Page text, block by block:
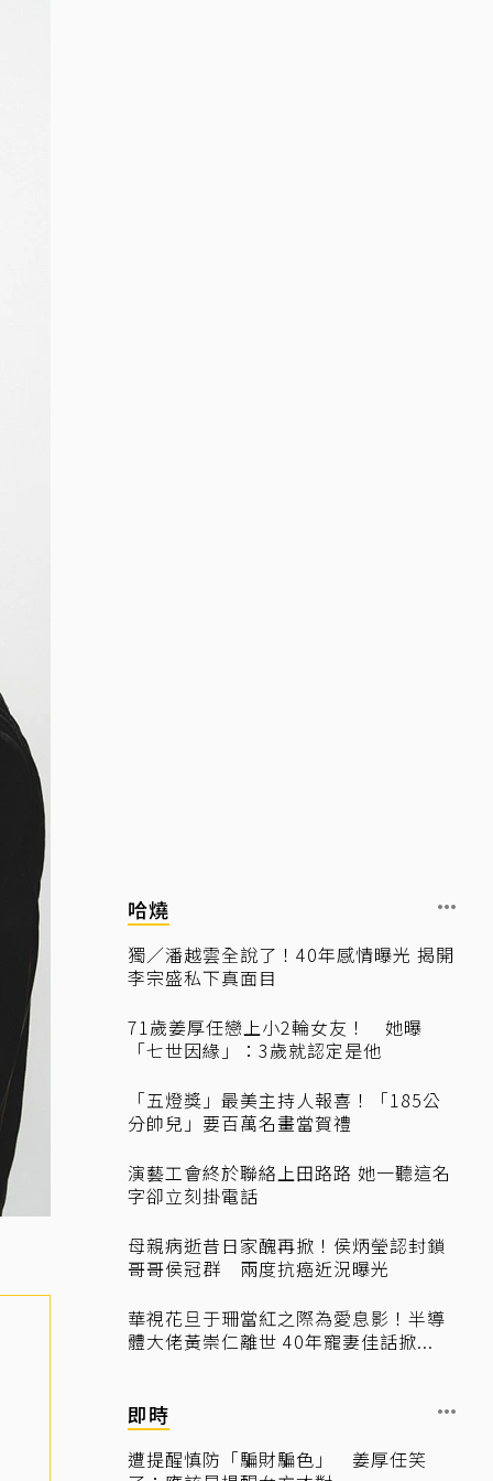
哈燒
獨／潘越雲全說了！40年感情曝光 揭開
李宗盛私下真面目
71歲姜厚任戀上小2輪女友！ 她曝
「七世因緣」：3歲就認定是他
「五燈獎」最美主持人報喜！「185公
分帥兒」要百萬名畫當賀禮
演藝工會終於聯絡上田路路 她一聽這名
字卻立刻掛電話
母親病逝昔日家醜再掀！侯炳瑩認封鎖
哥哥侯冠群 兩度抗癌近況曝光
華視花旦于珊當紅之際為愛息影！半導
體大佬黃崇仁離世 40年寵妻佳話掀...
即時
遭提醒慎防「騙財騙色」 姜厚任笑